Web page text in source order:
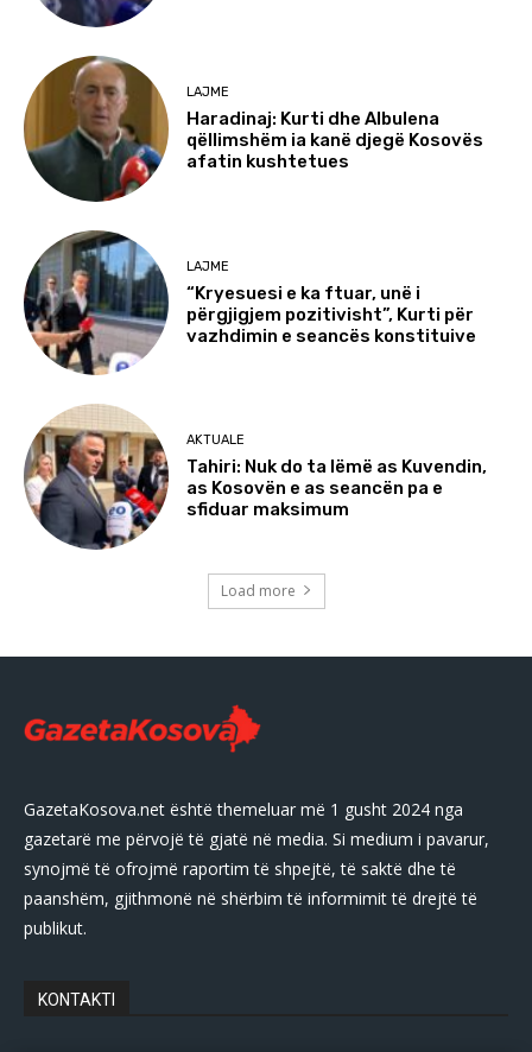
LAJME
Haradinaj: Kurti dhe Albulena
qëllimshëm ia kanë djegë Kosovës
afatin kushtetues
LAJME
“Kryesuesi e ka ftuar, unë i
përgjigjem pozitivisht”, Kurti për
vazhdimin e seancës konstituive
AKTUALE
Tahiri: Nuk do ta lëmë as Kuvendin,
as Kosovën e as seancën pa e
sfiduar maksimum
Load more
GazetaKosova.net është themeluar më 1 gusht 2024 nga
gazetarë me përvojë të gjatë në media. Si medium i pavarur,
synojmë të ofrojmë raportim të shpejtë, të saktë dhe të
paanshëm, gjithmonë në shërbim të informimit të drejtë të
publikut.
KONTAKTI